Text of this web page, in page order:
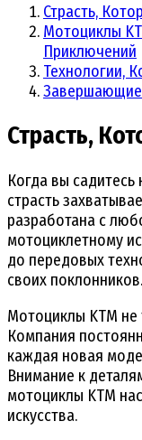
Страсть,
Мотоциклы
Приключений
Технологии,
Страсть,
Когда вы
страсть
разработана с
мотоциклетному
до передовых
своих поклонников.
Мотоциклы KTM
Компания
каждая новая
Внимание к
мотоциклы KTM
искусства.